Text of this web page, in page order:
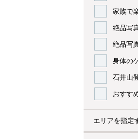
家族で
絶品写
絶品写
身体の
石井山
おすす
エリアを指定